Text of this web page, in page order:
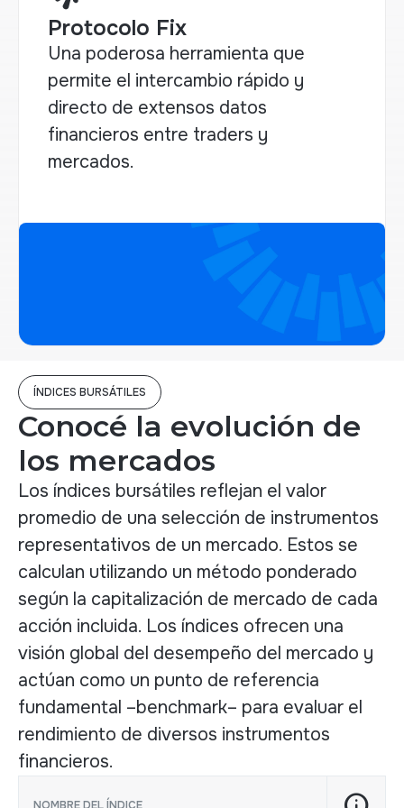
Protocolo Fix
Una poderosa herramienta que
permite el intercambio rápido y
directo de extensos datos
financieros entre traders y
mercados.
ÍNDICES BURSÁTILES
Conocé la evolución de
los mercados
Los índices bursátiles reflejan el valor
promedio de una selección de instrumentos
representativos de un mercado. Estos se
calculan utilizando un método ponderado
según la capitalización de mercado de cada
acción incluida. Los índices ofrecen una
visión global del desempeño del mercado y
actúan como un punto de referencia
fundamental –benchmark– para evaluar el
rendimiento de diversos instrumentos
financieros.